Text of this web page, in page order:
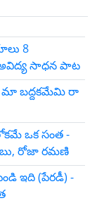
8
అవిద్య సాధన పాట
బద్దకమేమి రా
ఒక సంత -
రోజా రమణి
ఇది (పేరడీ) -